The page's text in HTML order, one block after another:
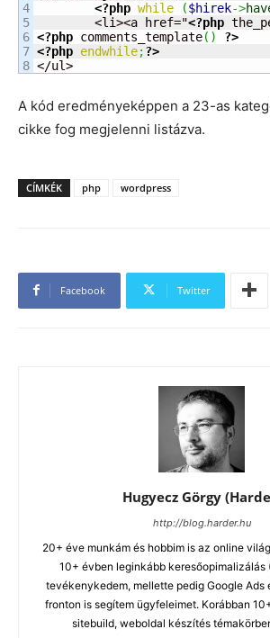
4
5
6
7
<?php while ($hirek->
	<li><a href="
<?php
<?php comments_template( )
?>
<?php endwhile;?>
</ul>
A kód eredményeképpen a 23-as
cikke fog megjelenni listázva.
CÍMKÉK php wordpress
Facebook Twitter
Hugyecz Görgy
http://blog.harder.hu
20+ éve munkám és hobbim is az online
10+ évben leginkább keresőopimalizálás
tevékenykedem, mellette pedig Google Ads
fronton is segítem ügyfeleimet. Korábban
sitebuild, weboldal készítés